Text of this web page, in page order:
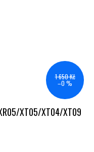
1 650 Kč
–0 %
XT05/XT04/XT09